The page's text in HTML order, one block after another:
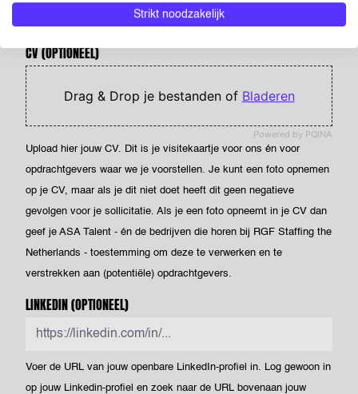
CV(OPTIONEEL)
Powered by PQINA
Drag & Drop je bestanden of Bladeren
Upload hier jouw CV. Dit is je visitekaartje voor ons én voor
opdrachtgevers waar we je voorstellen. Je kunt een foto opnemen
op je CV, maar als je dit niet doet heeft dit geen negatieve
gevolgen voor je sollicitatie. Als je een foto opneemt in je CV dan
geef je ASA Talent - én de bedrijven die horen bij RGF Staffing the
Netherlands - toestemming om deze te verwerken en te
verstrekken aan (potentiële) opdrachtgevers.
LINKEDIN(OPTIONEEL)
Voer de URL van jouw openbare LinkedIn-profiel in. Log gewoon in
op jouw Linkedin-profiel en zoek naar de URL bovenaan jouw
Strikt noodzakelijk